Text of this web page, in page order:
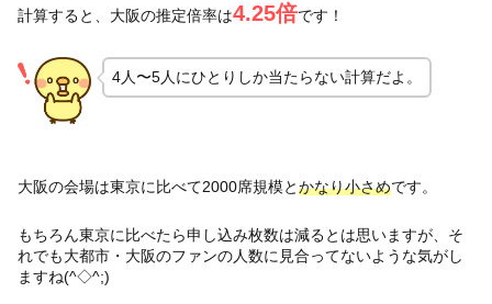
計算すると、大阪の推定倍率は4.25倍です！
4人〜5人にひとりしか当たらない計算だよ。
大阪の会場は東京に比べて2000席規模とかなり小さめです。
もちろん東京に比べたら申し込み枚数は減るとは思いますが、そ
れでも大都市・大阪のファンの人数に見合ってないような気がし
ますね(^◇^;)